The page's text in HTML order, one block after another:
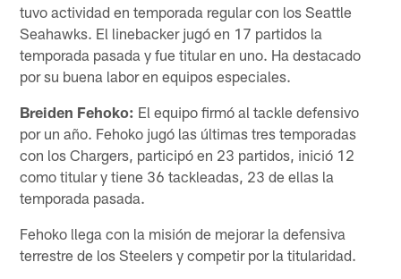
tuvo actividad en temporada regular con los Seattle
Seahawks. El linebacker jugó en 17 partidos la
temporada pasada y fue titular en uno. Ha destacado
por su buena labor en equipos especiales.
Breiden Fehoko: El equipo firmó al tackle defensivo
por un año. Fehoko jugó las últimas tres temporadas
con los Chargers, participó en 23 partidos, inició 12
como titular y tiene 36 tackleadas, 23 de ellas la
temporada pasada.
Fehoko llega con la misión de mejorar la defensiva
terrestre de los Steelers y competir por la titularidad.